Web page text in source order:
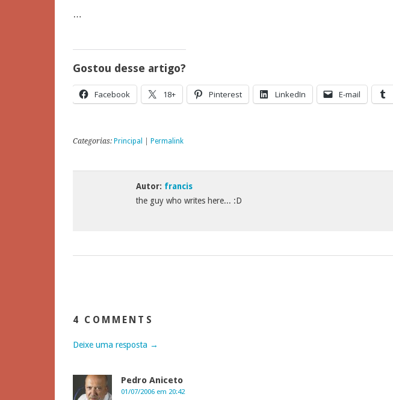
…
Gostou desse artigo?
Facebook 18+ Pinterest LinkedIn E-mail
Categorias: Principal Permalink
Autor: francis
the guy who writes here... :D
4 COMMENTS
Deixe uma resposta →
Pedro Aniceto
01/07/2006 em 20:42